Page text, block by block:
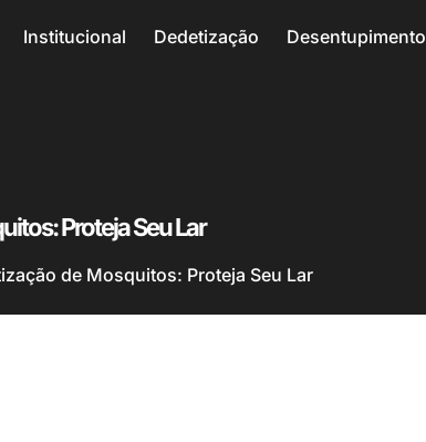
Institucional Dedetização Desentupimento
Proteja Seu Lar
de Mosquitos: Proteja Seu Lar